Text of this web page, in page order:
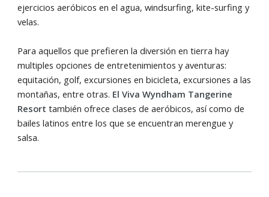
ejercicios aeróbicos en el agua, windsurfing, kite-surfing y
velas.
Para aquellos que prefieren la diversión en tierra hay
multiples opciones de entretenimientos y aventuras:
equitación, golf, excursiones en bicicleta, excursiones a las
montañas, entre otras. El Viva Wyndham Tangerine
Resorttambién ofrece clases de aeróbicos, así como de
bailes latinos entre los que se encuentran merengue y
salsa.